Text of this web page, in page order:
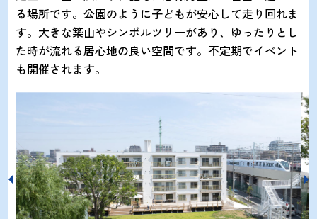
る場所です。公園のように子どもが安心して走り回れま
す。大きな築山やシンボルツリーがあり、ゆったりとし
た時が流れる居心地の良い空間です。不定期でイベント
も開催されます。